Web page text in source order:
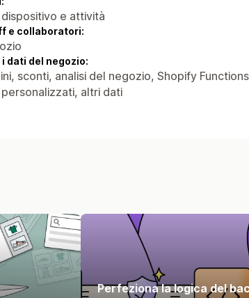
e attività
e collaboratori:
dati del negozio:
sconti, analisi del negozio, Shopify
altri dati
Perfeziona la logica del